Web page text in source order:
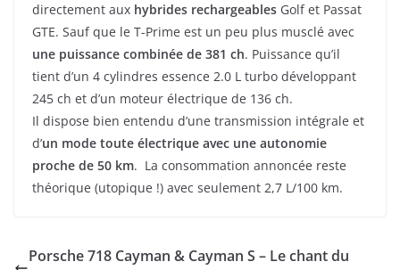
directement aux hybrides rechargeables Golf et Passat
GTE. Sauf que le T-Prime est un peu plus musclé avec
une puissance combinée de 381 ch. Puissance qu’il
tient d’un 4 cylindres essence 2.0 L turbo développant
245 ch et d’un moteur électrique de 136 ch.
Il dispose bien entendu d’une transmission intégrale et
d’un mode toute électrique avec une autonomie
proche de 50 km. La consommation annoncée reste
théorique (utopique !) avec seulement 2,7 L/100 km.
Porsche 718 Cayman & Cayman S – Le chant du